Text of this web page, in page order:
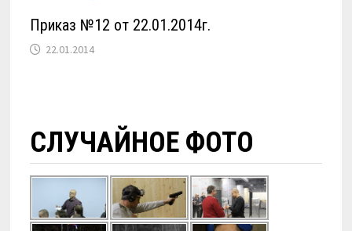
Приказ №12 от 22.01.2014г.
22.01.2014
СЛУЧАЙНОЕ ФОТО